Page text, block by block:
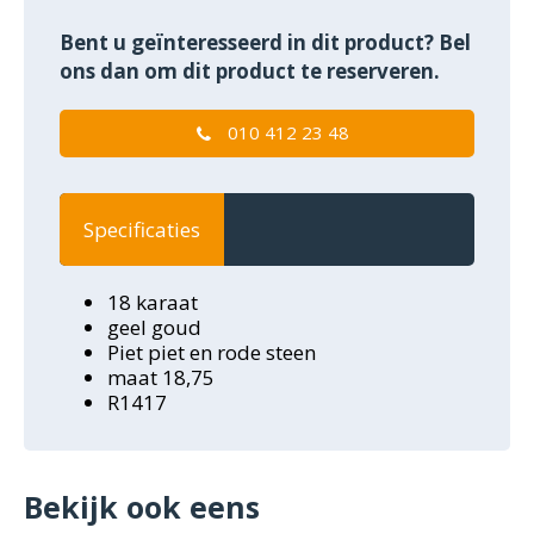
Bent u geïnteresseerd in dit product? Bel
ons dan om dit product te reserveren.
010 412 23 48
Specificaties
18 karaat
geel goud
Piet piet en rode steen
maat 18,75
R1417
Bekijk ook eens